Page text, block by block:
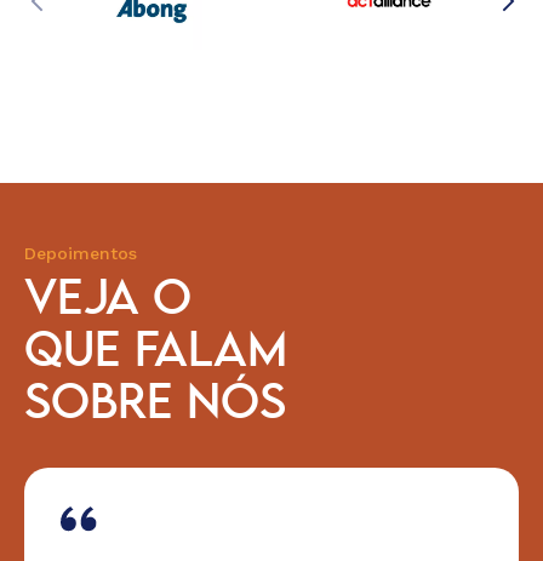
Depoimentos
VEJA O
QUE FALAM
SOBRE NÓS